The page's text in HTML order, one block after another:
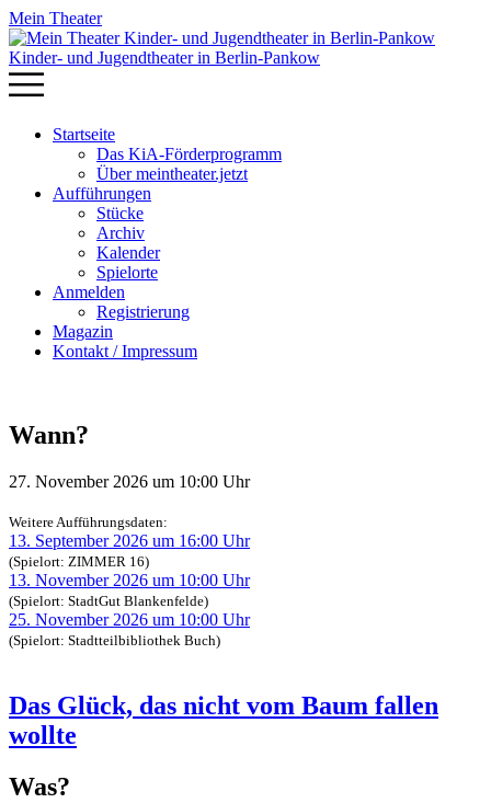
Mein Theater
Kinder- und Jugendtheater in Berlin‑Pankow
Startseite
Das KiA-Förderprogramm
Über meintheater.jetzt
Aufführungen
Stücke
Archiv
Kalender
Spielorte
Anmelden
Registrierung
Magazin
Kontakt / Impressum
Wann?
27. November 2026 um 10:00 Uhr
Weitere Aufführungsdaten:
13. September 2026 um 16:00 Uhr
(Spielort: ZIMMER 16)
13. November 2026 um 10:00 Uhr
(Spielort: StadtGut Blankenfelde)
25. November 2026 um 10:00 Uhr
(Spielort: Stadtteilbibliothek Buch)
Das Glück, das nicht vom Baum fallen
wollte
Was?